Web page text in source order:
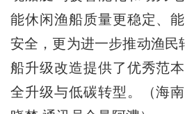
能休闲渔船质量更稳定、
安全，更为进一步推动渔民
船升级改造提供了优秀范
全升级与低碳转型。（海